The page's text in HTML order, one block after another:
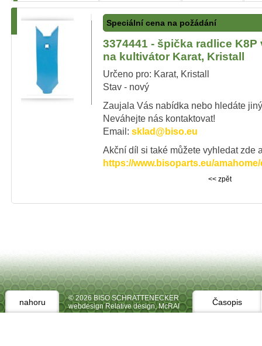
Speciální cena na požádání
3374441 - špička radlice
na kultivátor Karat, Kristall
Určeno pro: Karat, Kristall
Stav - nový
Zaujala Vás nabídka nebo hledáte
Neváhejte nás kontaktovat!
Email: sklad@biso.eu
Akční díl si také můžete vyhledat zde
https://www.bisoparts.eu/
<< zpět
nahoru
© 2026 BISO SCHRATTENECKER
webdesign Relative design,McRAI Časopis